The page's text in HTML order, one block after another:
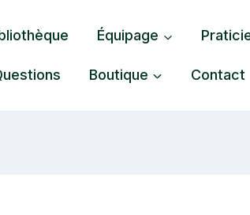
Équipage
Boutique Contact